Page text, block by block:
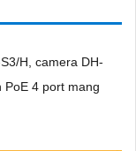
H, camera DH-
PoE 4 port mang